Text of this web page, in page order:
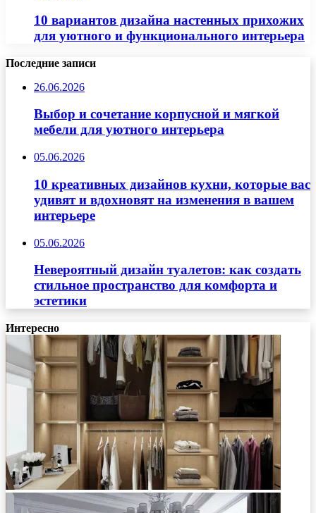
10 вариантов дизайна настенных прихожих
для уютного и функционального интерьера
Последние записи
26.06.2026
Выбор и сочетание корпусной и мягкой
мебели для уютного интерьера
05.06.2026
10 креативных дизайнов кухни, которые вас
удивят и вдохновят на изменения в вашем
интерьере
05.06.2026
Невероятный дизайн туалетов: как создать
стильное пространство для комфорта и
эстетики
Интересно